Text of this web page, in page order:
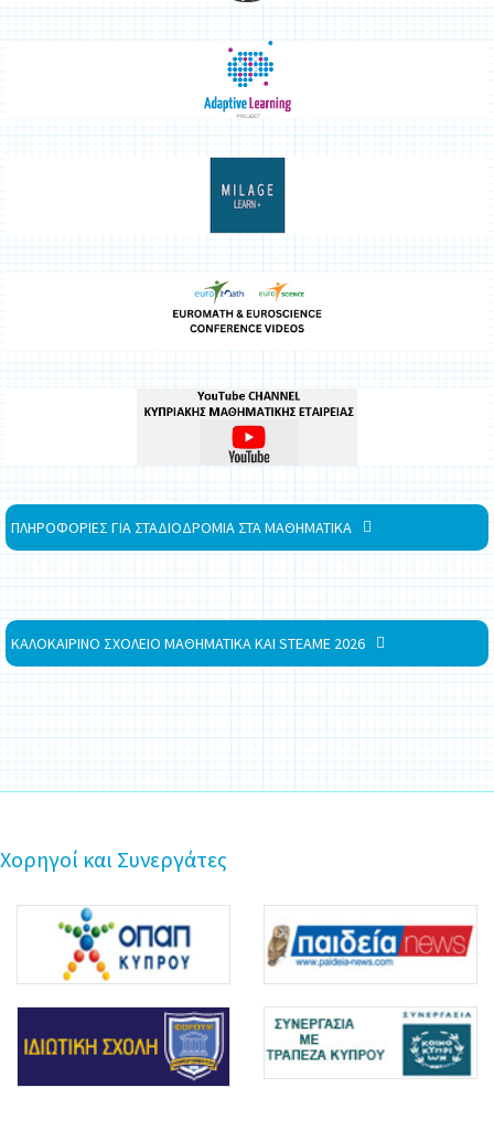
ΠΛΗΡΟΦΟΡΙΕΣ ΓΙΑ ΣΤΑΔΙΟΔΡΟΜΙΑ ΣΤΑ ΜΑΘΗΜΑΤΙΚΑ
ΚΑΛΟΚΑΙΡΙΝΟ ΣΧΟΛΕΙΟ ΜΑΘΗΜΑΤΙΚΑ ΚΑΙ STEAME 2026
Χορηγοί και Συνεργάτες